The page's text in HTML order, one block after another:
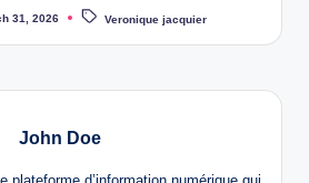
31, 2026 Veronique jacquier
John Doe